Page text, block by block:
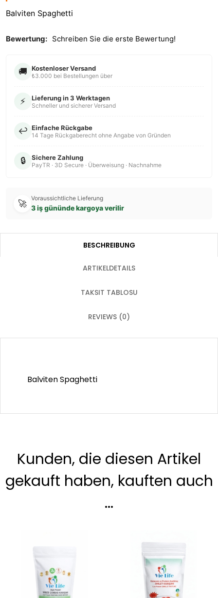
Balviten Spaghetti
Bewertung: Schreiben Sie die erste Bewertung!
🚚 Kostenloser Versand
₺3.000 bei Bestellungen über
⚡ Lieferung in 3 Werktagen
Schneller und sicherer Versand
↩️ Einfache Rückgabe
14 Tage Rückgaberecht ohne Angabe von Gründen
🔒 Sichere Zahlung
PayTR · 3D Secure · Überweisung · Nachnahme
🚀 Voraussichtliche Lieferung
3 iş gününde kargoya verilir
BESCHREIBUNG
ARTIKELDETAILS
TAKSIT TABLOSU
REVIEWS (0)
Balviten Spaghetti
Kunden, die diesen Artikel
gekauft haben, kauften auch
...